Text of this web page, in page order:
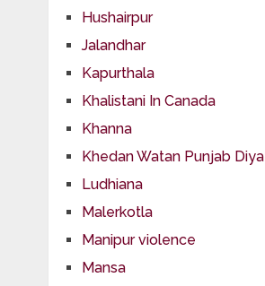
Hushairpur
Jalandhar
Kapurthala
Khalistani In Canada
Khanna
Khedan Watan Punjab Diya
Ludhiana
Malerkotla
Manipur violence
Mansa